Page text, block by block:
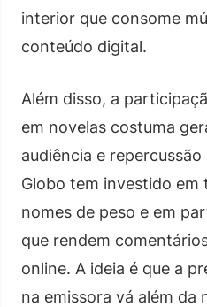
interior que consome
conteúdo digital.
Além disso, a
em novelas costuma
audiência e
Globo tem investido em
nomes de peso e em
que rendem
online. A ideia é que a
na emissora vá além da